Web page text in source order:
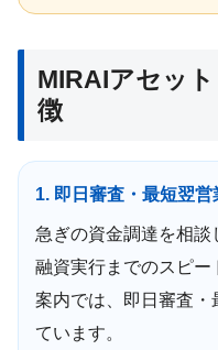
MIRAIアセッ
徴
1. 即日審査・最短翌
急ぎの資金調達を相
融資実行までのスピ
案内では、即日審査
ています。